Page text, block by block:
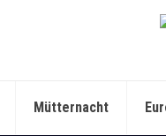
Mütternacht